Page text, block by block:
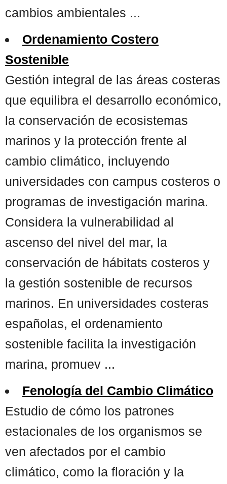
cambios ambientales ...
Ordenamiento Costero
Sostenible
Gestión integral de las áreas costeras
que equilibra el desarrollo económico,
la conservación de ecosistemas
marinos y la protección frente al
cambio climático, incluyendo
universidades con campus costeros o
programas de investigación marina.
Considera la vulnerabilidad al
ascenso del nivel del mar, la
conservación de hábitats costeros y
la gestión sostenible de recursos
marinos. En universidades costeras
españolas, el ordenamiento
sostenible facilita la investigación
marina, promuev ...
Fenología del Cambio Climático
Estudio de cómo los patrones
estacionales de los organismos se
ven afectados por el cambio
climático, como la floración y la